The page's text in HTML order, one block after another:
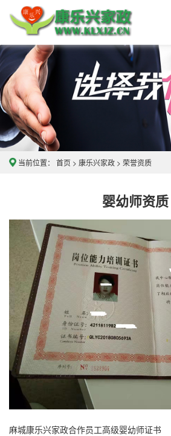
当前位置： 首页 > 康乐兴家政 > 荣誉资质
婴幼师资质
麻城康乐兴家政合作员工高级婴幼师证书